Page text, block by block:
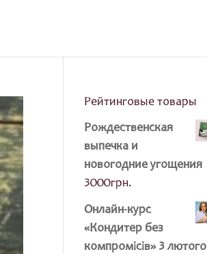
Рейтинговые товары
Рождественская
выпечка и
новогодние угощения
3000грн.
Онлайн-курс
«Кондитер без
компромісів» 3 лютого